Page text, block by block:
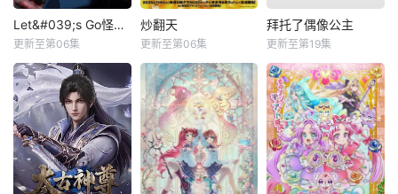
Let&#039;s Go怪奇组
更新至第06集
炒翻天
更新至第06集
拜托了偶像公主
更新至第19集